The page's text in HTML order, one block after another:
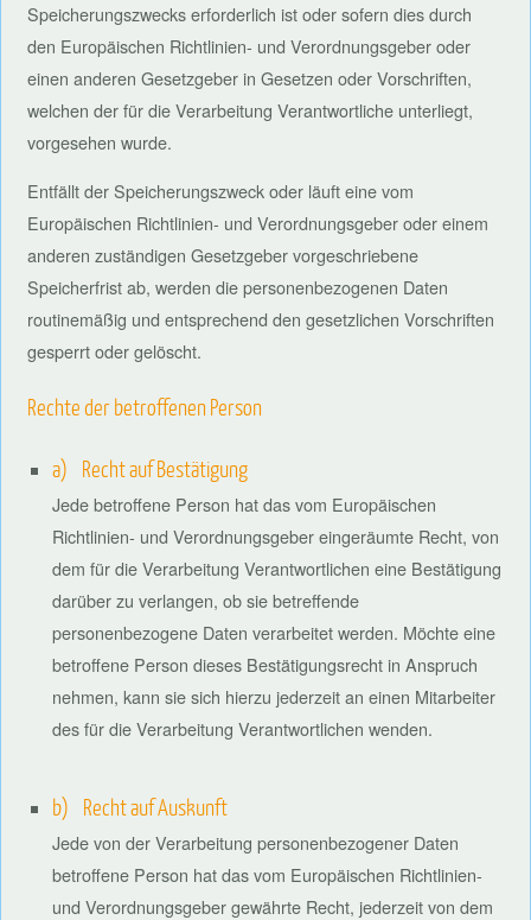
Speicherungszwecks erforderlich ist oder sofern dies durch
den Europäischen Richtlinien- und Verordnungsgeber oder
einen anderen Gesetzgeber in Gesetzen oder Vorschriften,
welchen der für die Verarbeitung Verantwortliche unterliegt,
vorgesehen wurde.
Entfällt der Speicherungszweck oder läuft eine vom
Europäischen Richtlinien- und Verordnungsgeber oder einem
anderen zuständigen Gesetzgeber vorgeschriebene
Speicherfrist ab, werden die personenbezogenen Daten
routinemäßig und entsprechend den gesetzlichen Vorschriften
gesperrt oder gelöscht.
Rechte der betroffenen Person
a) Recht auf Bestätigung
Jede betroffene Person hat das vom Europäischen
Richtlinien- und Verordnungsgeber eingeräumte Recht, von
dem für die Verarbeitung Verantwortlichen eine Bestätigung
darüber zu verlangen, ob sie betreffende
personenbezogene Daten verarbeitet werden. Möchte eine
betroffene Person dieses Bestätigungsrecht in Anspruch
nehmen, kann sie sich hierzu jederzeit an einen Mitarbeiter
des für die Verarbeitung Verantwortlichen wenden.
b) Recht auf Auskunft
Jede von der Verarbeitung personenbezogener Daten
betroffene Person hat das vom Europäischen Richtlinien-
und Verordnungsgeber gewährte Recht, jederzeit von dem